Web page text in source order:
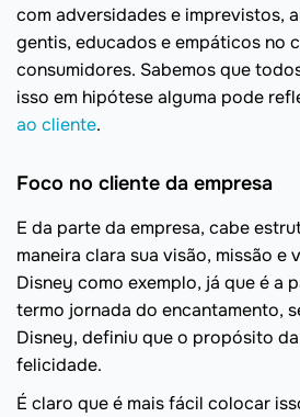
com adversidades e imprevistos,
gentis, educados e empáticos no
consumidores. Sabemos que
isso em hipótese alguma pode
ao cliente.
Foco no cliente da empresa
E da parte da empresa, cabe
maneira clara sua visão, missão e
Disney como exemplo, já que é a
termo jornada do encantamento,
Disney, definiu que o propósito
felicidade.
É claro que é mais fácil colocar